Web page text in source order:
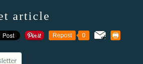
article
Repost 0